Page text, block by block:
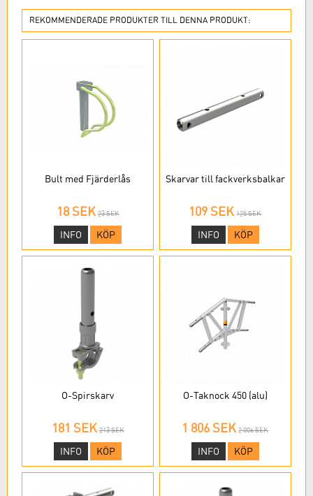
REKOMMENDERADE PRODUKTER TILL DENNA PRODUKT:
Bult med Fjärderlås
18 SEK 23 SEK
INFO KÖP
Skarvar till fackverksbalkar
109 SEK 125 SEK
INFO KÖP
O-Spirskarv
181 SEK 213 SEK
INFO KÖP
O-Taknock 450 (alu)
1 806 SEK 2 006 SEK
INFO KÖP